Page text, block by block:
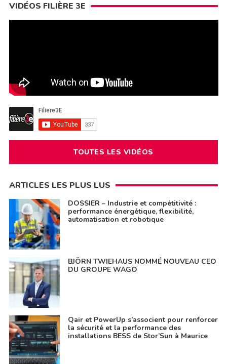
VIDÉOS FILIÈRE 3E
TOUTES LES VIDÉOS
ARTICLES LES PLUS LUS
DOSSIER – Industrie et compétitivité :
performance énergétique, flexibilité,
automatisation et robotique
BJÖRN TWIEHAUS NOMMÉ NOUVEAU CEO
DU GROUPE WAGO
Qair et PowerUp s’associent pour renforcer
la sécurité et la performance des
installations BESS de Stor’Sun à Maurice